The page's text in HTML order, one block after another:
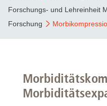
Forschungs- und Lehreinheit
Forschung